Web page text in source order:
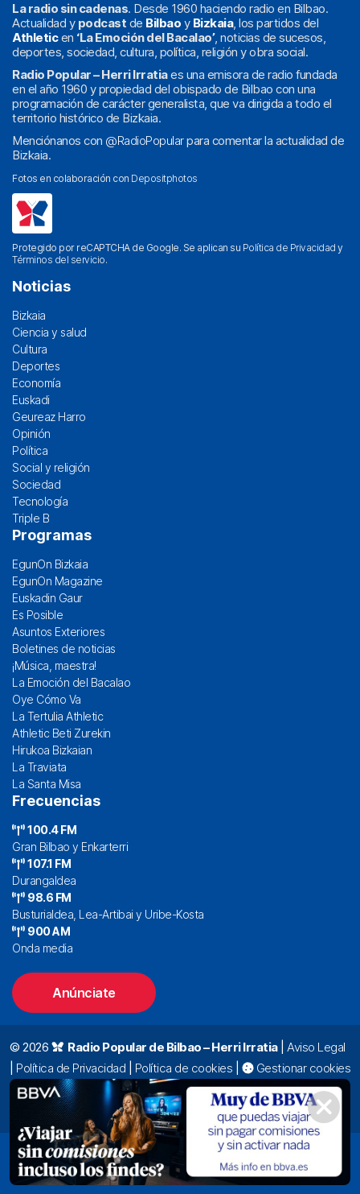
La radio sin cadenas. Desde 1960 haciendo radio en Bilbao.
Actualidad y podcast de Bilbao y Bizkaia, los partidos del
Athleticen ‘La Emoción del Bacalao’, noticias de sucesos,
deportes, sociedad, cultura, política, religión y obra social.
Radio Popular – Herri Irratiaes una emisora de radio fundada
en el año 1960 y propiedad del obispado de Bilbao con una
programación de carácter generalista, que va dirigida a todo el
territorio histórico de Bizkaia.
Menciónanos con @RadioPopularpara comentar la actualidad de
Bizkaia.
Fotos en colaboración con Depositphotos
Protegido por reCAPTCHA de Google. Se aplican su Política de Privacidad y
Términos del servicio.
Noticias
Bizkaia
Ciencia y salud
Cultura
Deportes
Economía
Euskadi
Geureaz Harro
Opinión
Política
Social y religión
Sociedad
Tecnología
Triple B
Programas
EgunOn Bizkaia
EgunOn Magazine
Euskadin Gaur
Es Posible
Asuntos Exteriores
Boletines de noticias
¡Música, maestra!
La Emoción del Bacalao
Oye Cómo Va
La Tertulia Athletic
Athletic Beti Zurekin
Hirukoa Bizkaian
La Traviata
La Santa Misa
Frecuencias
100.4 FM
Gran Bilbao y Enkarterri
107.1 FM
Durangaldea
98.6 FM
Busturialdea, Lea-Artibai y Uribe-Kosta
900 AM
Onda media
Anúnciate
© 2026 Radio Popular de Bilbao – Herri Irratia| Aviso Legal
Política de Privacidad Política de cookies
Gestionar cookies
Alda. Mazarredo, 47 – 7º 48009 Bilbao |
94 423 92 00|
oyentes@radiopopular.com